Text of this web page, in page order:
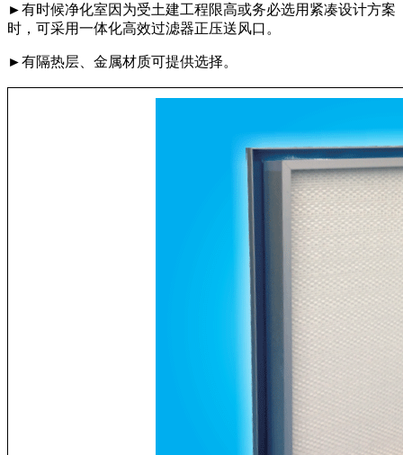
►有时候净化室因为受土建工程限高或务必选用紧凑设计方案
时，可采用一体化高效过滤器正压送风口。
►有隔热层、金属材质可提供选择。